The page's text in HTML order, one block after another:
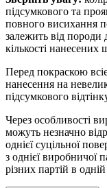
підсумкового та
повного висихання
залежить від породи
кількості нанесених
Перед покраскою
нанесення на
підсумкового
Через особливості
можуть незначно
однієї суцільної
з однієї виробничої
різних партій в